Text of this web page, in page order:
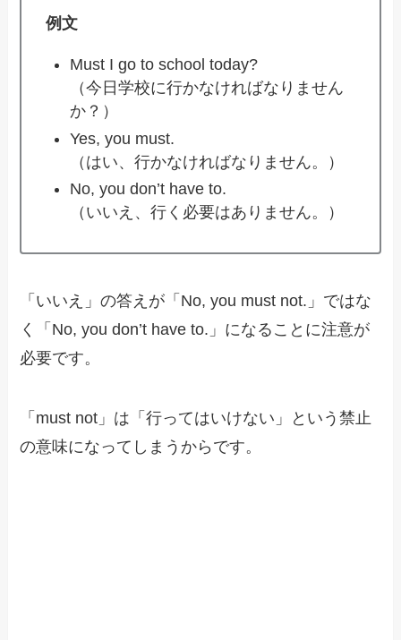
例文
Must I go to school today?
（今日学校に行かなければなりません
か？）
Yes, you must.
（はい、行かなければなりません。）
No, you don’t have to.
（いいえ、行く必要はありません。）
「いいえ」の答えが「No, you must not.」ではな
く「No, you don’t have to.」になることに注意が
必要です。
「must not」は「行ってはいけない」という禁止
の意味になってしまうからです。